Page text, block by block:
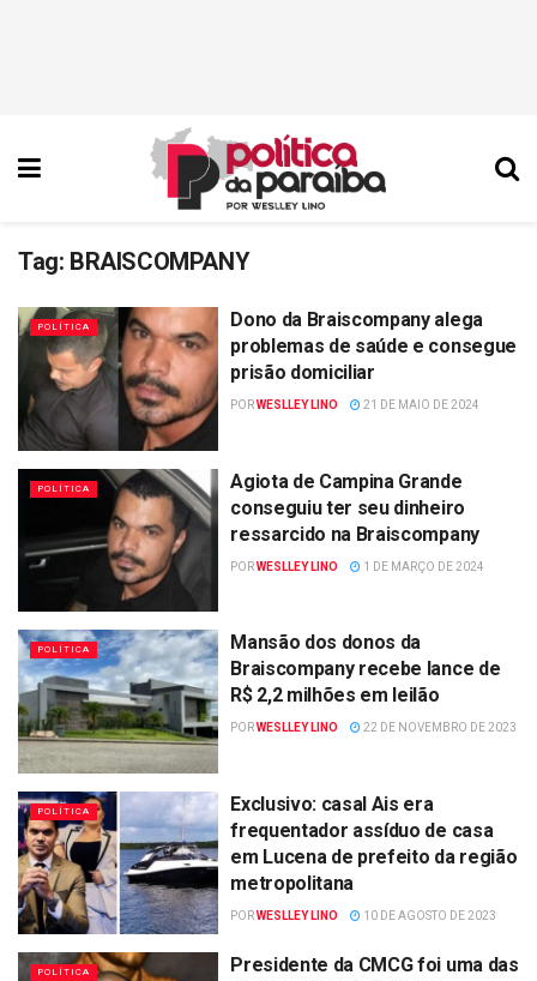
Tag: BRAISCOMPANY
POLÍTICA
Dono da Braiscompany alega
problemas de saúde e consegue
prisão domiciliar
PORWESLLEY LINO 21 DE MAIO DE 2024
POLÍTICA
Agiota de Campina Grande
conseguiu ter seu dinheiro
ressarcido na Braiscompany
PORWESLLEY LINO 1 DE MARÇO DE 2024
POLÍTICA
Mansão dos donos da
Braiscompany recebe lance de
R$ 2,2 milhões em leilão
PORWESLLEY LINO 22 DE NOVEMBRO DE 2023
POLÍTICA
Exclusivo: casal Ais era
frequentador assíduo de casa
em Lucena de prefeito da região
metropolitana
PORWESLLEY LINO 10 DE AGOSTO DE 2023
POLÍTICA
Presidente da CMCG foi uma das